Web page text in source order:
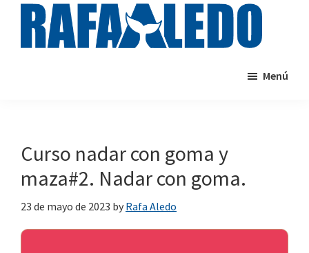
contenido
Menú
Curso nadar con goma y
maza#2. Nadar con goma.
23 de mayo de 2023 by Rafa Aledo